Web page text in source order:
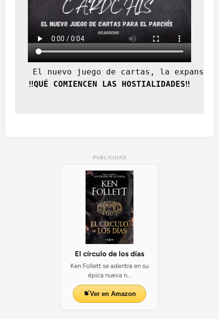
El nuevo juego de cartas, la
‼️QUÉ COMIENCEN LAS HOSTIALIDADES‼️
PUBLICIDAD
El círculo de los días
Ken Follett se adentra en su
épica nueva n...
Ver en Amazon